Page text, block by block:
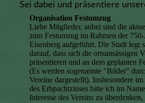
Sei dabei und präsentiere
Organisation Festumzug
Liebe Mitglieder, anbei sind die
zum Festumzug im Rahmen der
Eisenberg aufgeführt. Die Stadt legt
darauf, dass sich die ortsansässigen
präsentieren und an dem geplanten
(Es werden sogenannte "Bilder"
Vereine dargestellt). Insbesondere
des Erbpachtzinses bitte ich im
Interesse des Vereins zu